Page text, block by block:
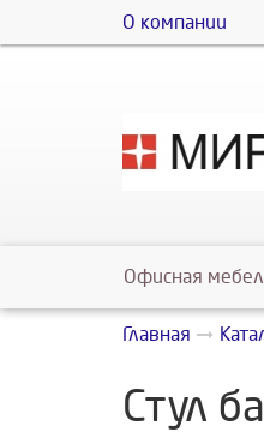
О компании
Офисная
Главная
Стул